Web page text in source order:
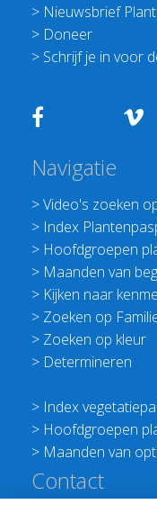
> Nieuwsbrief
> Doneer
> Schrijf je in voor
Navigatie
>Video's zoeken
> Index
> Hoofdgroepen
> Maanden van
> Kijken naar
> Zoeken op
> Zoeken op kleur
> Determineren
> Index
> Hoofdgroepen
> Maanden van
Contact